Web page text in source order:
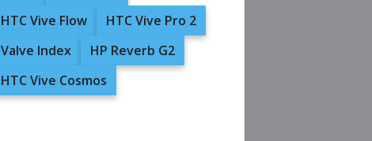
HTC Vive Flow
HTC Vive Pro 2
Valve Index
HP Reverb G2
HTC Vive Cosmos